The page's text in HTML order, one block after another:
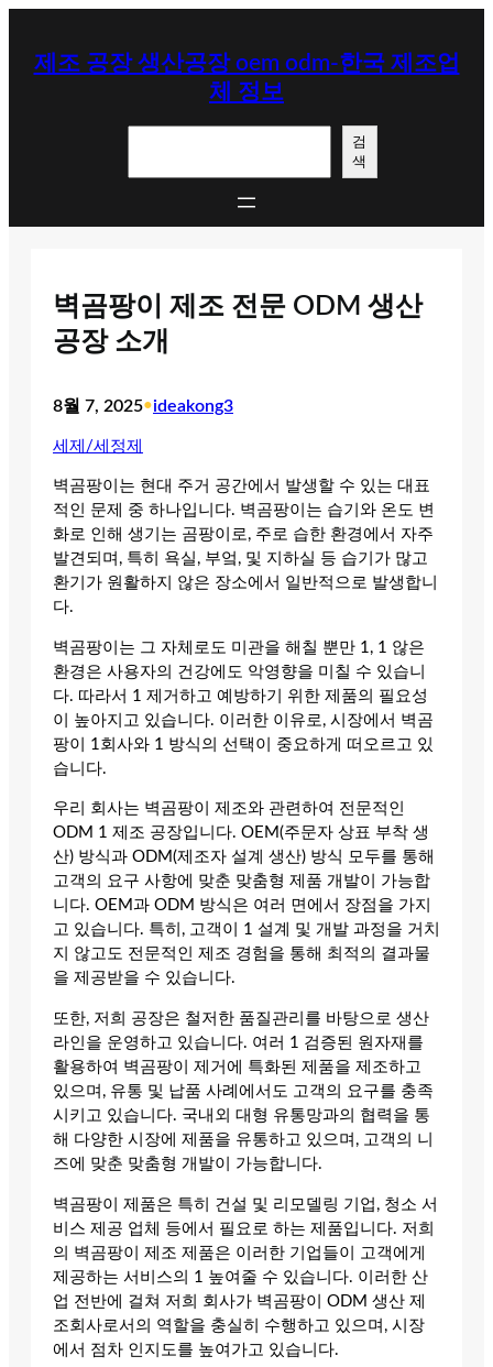
제조 공장 생산공장 oem odm-한국 제조업
체 정보
검
색
벽곰팡이 제조 전문 ODM 생산
공장 소개
8월 7, 2025•ideakong3
세제/세정제
벽곰팡이는 현대 주거 공간에서 발생할 수 있는 대표
적인 문제 중 하나입니다. 벽곰팡이는 습기와 온도 변
화로 인해 생기는 곰팡이로, 주로 습한 환경에서 자주
발견되며, 특히 욕실, 부엌, 및 지하실 등 습기가 많고
환기가 원활하지 않은 장소에서 일반적으로 발생합니
다.
벽곰팡이는 그 자체로도 미관을 해칠 뿐만 1, 1 않은
환경은 사용자의 건강에도 악영향을 미칠 수 있습니
다. 따라서 1 제거하고 예방하기 위한 제품의 필요성
이 높아지고 있습니다. 이러한 이유로, 시장에서 벽곰
팡이 1회사와 1 방식의 선택이 중요하게 떠오르고 있
습니다.
우리 회사는 벽곰팡이 제조와 관련하여 전문적인
ODM 1 제조 공장입니다. OEM(주문자 상표 부착 생
산) 방식과 ODM(제조자 설계 생산) 방식 모두를 통해
고객의 요구 사항에 맞춘 맞춤형 제품 개발이 가능합
니다. OEM과 ODM 방식은 여러 면에서 장점을 가지
고 있습니다. 특히, 고객이 1 설계 및 개발 과정을 거치
지 않고도 전문적인 제조 경험을 통해 최적의 결과물
을 제공받을 수 있습니다.
또한, 저희 공장은 철저한 품질관리를 바탕으로 생산
라인을 운영하고 있습니다. 여러 1 검증된 원자재를
활용하여 벽곰팡이 제거에 특화된 제품을 제조하고
있으며, 유통 및 납품 사례에서도 고객의 요구를 충족
시키고 있습니다. 국내외 대형 유통망과의 협력을 통
해 다양한 시장에 제품을 유통하고 있으며, 고객의 니
즈에 맞춘 맞춤형 개발이 가능합니다.
벽곰팡이 제품은 특히 건설 및 리모델링 기업, 청소 서
비스 제공 업체 등에서 필요로 하는 제품입니다. 저희
의 벽곰팡이 제조 제품은 이러한 기업들이 고객에게
제공하는 서비스의 1 높여줄 수 있습니다. 이러한 산
업 전반에 걸쳐 저희 회사가 벽곰팡이 ODM 생산 제
조회사로서의 역할을 충실히 수행하고 있으며, 시장
에서 점차 인지도를 높여가고 있습니다.